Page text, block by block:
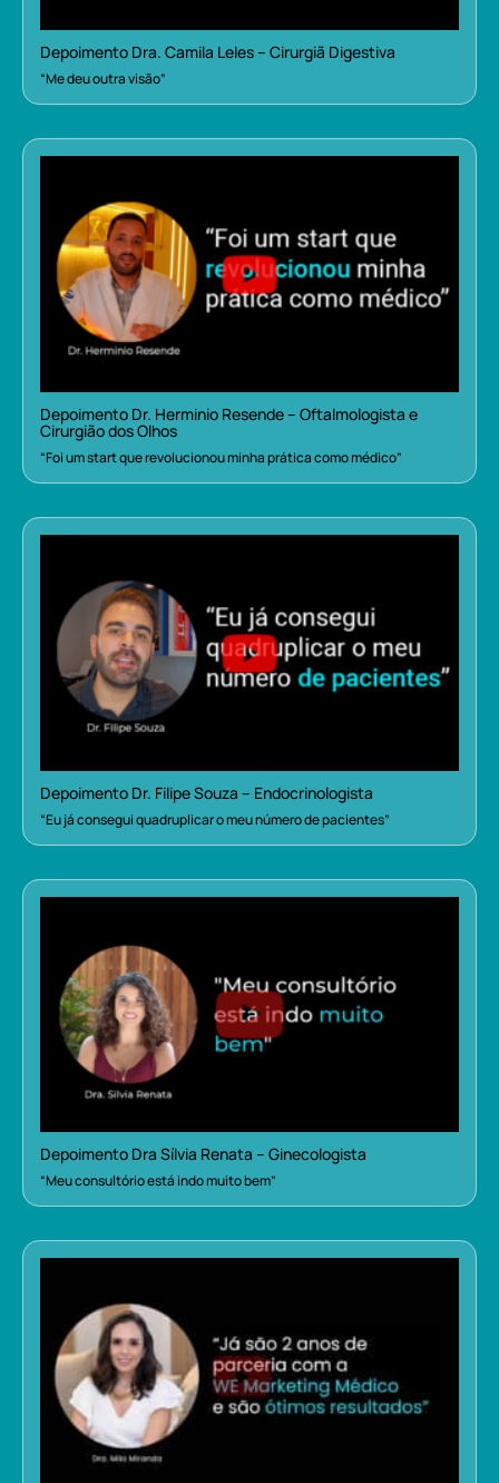
Depoimento Dra. Camila Leles – Cirurgiã Digestiva
“Me deu outra visão”
Depoimento Dr. Herminio Resende – Oftalmologista e
Cirurgião dos Olhos
“Foi um start que revolucionou minha prática como médico”
Depoimento Dr. Filipe Souza – Endocrinologista
“Eu já consegui quadruplicar o meu número de pacientes”
Depoimento Dra Sílvia Renata – Ginecologista
“Meu consultório está indo muito bem”